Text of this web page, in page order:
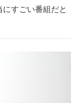
すごい番組だと